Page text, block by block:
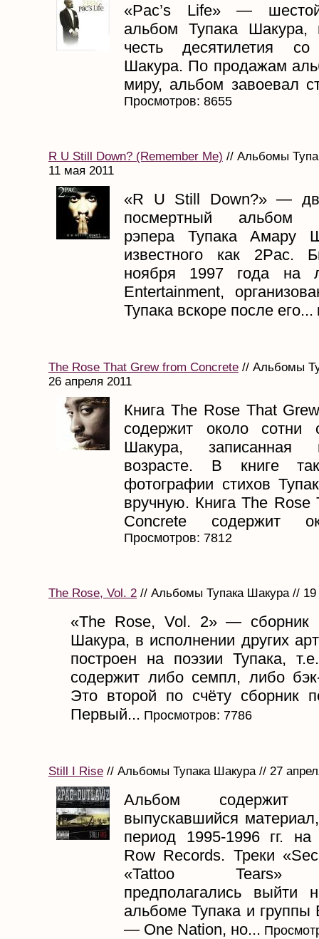
«Pac’s Life» —
альбом Тупака Шакура,
честь десятилетия
Шакура. По продажам
миру, альбом завоевал
Просмотров: 8655
R U Still Down? (Remember Me) // Альбомы
11 мая 2011
«R U Still Down?» —
посмертный альбом
рэпера Тупака Амару
известного как 2Pac.
ноября 1997 года на
Entertainment,
Тупака вскоре после его...
The Rose That Grew from Concrete // Альбомы
26 апреля 2011
Книга The Rose That
содержит около сотни
Шакура, записанная
возрасте. В книге
фотографии стихов
вручную. Книга The Rose
Concrete содержит
Просмотров: 7812
The Rose, Vol. 2 // Альбомы Тупака Шакура //
«The Rose, Vol. 2» — сборник
Шакура, в исполнении других
построен на поэзии Тупака,
содержит либо семпл, либо
Это второй по счёту сборник
Первый... Просмотров: 7786
Still I Rise // Альбомы Тупака Шакура // 27
Альбом
выпускавшийся
период 1995-1996 гг.
Row Records. Треки
«Tattoo Tears»
предполагались выйти
альбоме Тупака и группы
— One Nation, но...